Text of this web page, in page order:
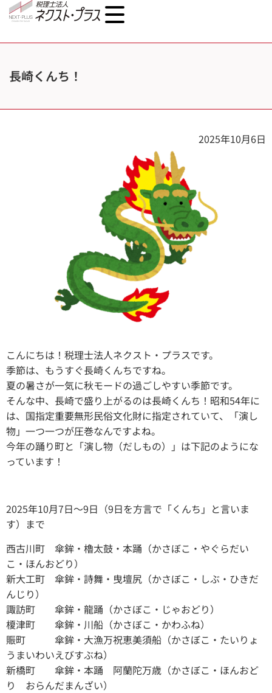
長崎くんち！
2025年10月6日
こんにちは！税理士法人ネクスト・プラスです。
季節は、もうすぐ長崎くんちですね。
夏の暑さが一気に秋モードの過ごしやすい季節です。
そんな中、長崎で盛り上がるのは長崎くんち！昭和54年に
は、国指定重要無形民俗文化財に指定されていて、「演し
物」一つ一つが圧巻なんですよね。
今年の踊り町と「演し物（だしもの）」は下記のようにな
っています！
2025年10月7日～9日（9日を方言で「くんち」と言いま
す）まで
西古川町 傘鉾・櫓太鼓・本踊（かさぼこ・やぐらだい
こ・ほんおどり）
新大工町 傘鉾・詩舞・曳壇尻（かさぼこ・しぶ・ひきだ
んじり）
諏訪町 傘鉾・龍踊（かさぼこ・じゃおどり）
榎津町 傘鉾・川船（かさぼこ・かわふね）
賑町 傘鉾・大漁万祝恵美須船（かさぼこ・たいりょ
うまいわいえびすぶね）
新橋町 傘鉾・本踊 阿蘭陀万歳（かさぼこ・ほんおど
り おらんだまんざい）